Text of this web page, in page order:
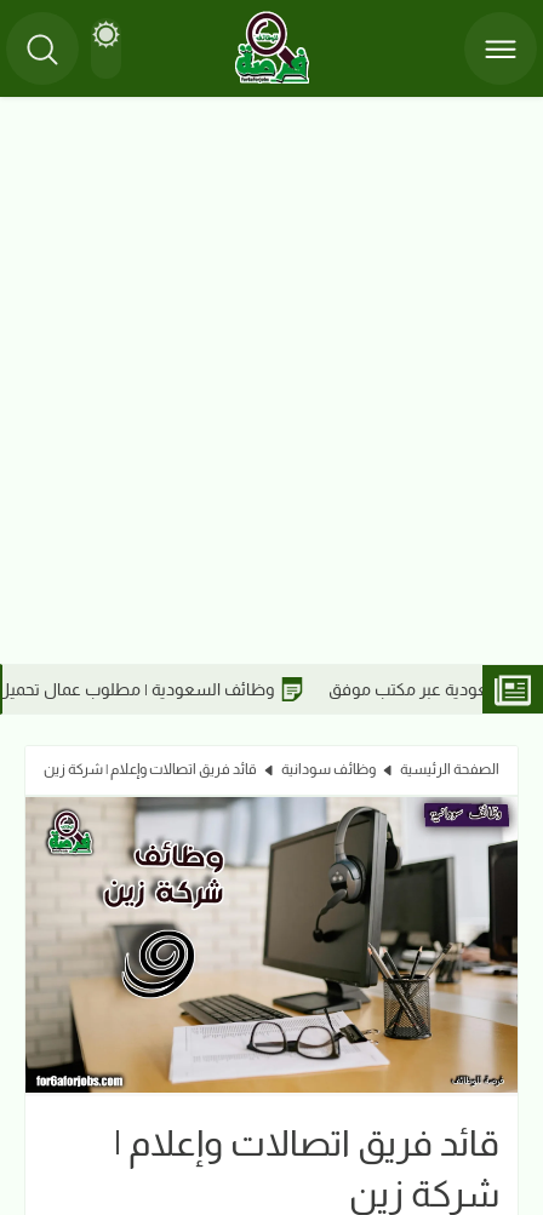
وظائف السعودية | مطلوب عمال تحميل وتنزيل للعمل في السعودية عبر
الصفحة الرئيسية وظائف سودانية قائد فريق اتصالات وإعلام | شركة زين
قائد فريق اتصالات وإعلام |
شركة زين